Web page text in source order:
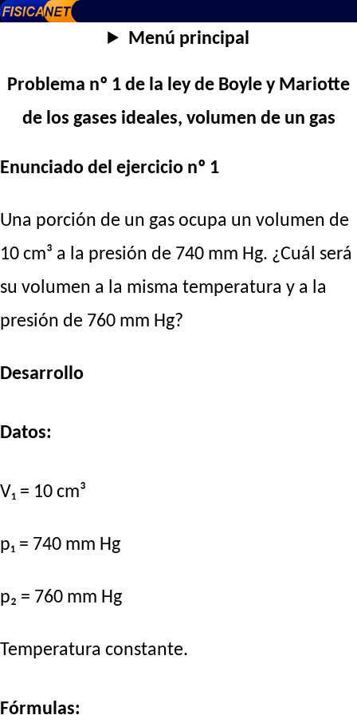
Menú principal
Problema nº 1 de la ley de Boyle y Mariotte
de los gases ideales, volumen de un gas
Enunciado del ejercicio nº 1
Una porción de un gas ocupa un volumen de
10 cm³ a la presión de 740 mm Hg. ¿Cuál será
su volumen a la misma temperatura y a la
presión de 760 mm Hg?
Desarrollo
Datos:
V₁ = 10 cm³
p₁ = 740 mm Hg
p₂ = 760 mm Hg
Temperatura constante.
Fórmulas: